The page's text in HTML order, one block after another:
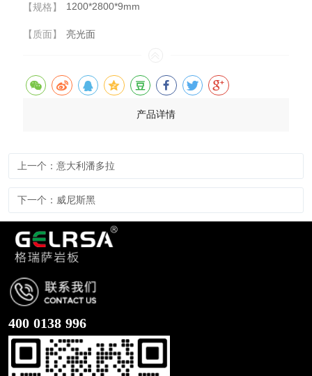
【规格】 1200*2800*9mm
【质面】 亮光面
产品详情
上一个：意大利潘多拉
下一个：威尼斯黑
400 0138 996